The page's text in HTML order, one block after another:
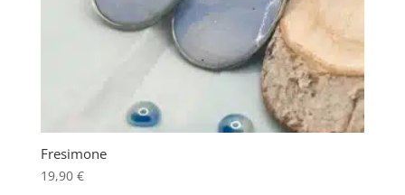
Fresimone
19,90 €